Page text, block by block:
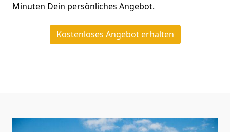
Minuten Dein persönliches Angebot.
Kostenloses Angebot erhalten